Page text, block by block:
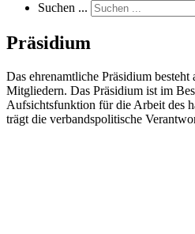
Suchen ...
Präsidium
Das ehrenamtliche Präsidium besteht
Mitgliedern. Das Präsidium ist im
Aufsichtsfunktion für die Arbeit des
trägt die verbandspolitische